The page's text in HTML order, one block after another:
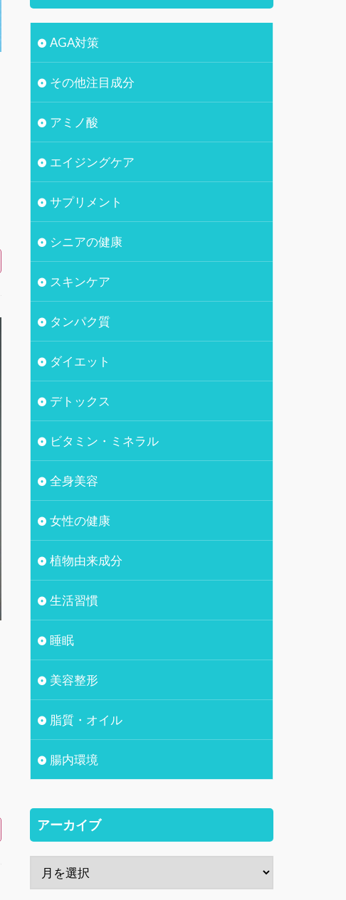
AGA対策
その他注目成分
アミノ酸
エイジングケア
サプリメント
シニアの健康
スキンケア
タンパク質
ダイエット
デトックス
ビタミン・ミネラル
全身美容
女性の健康
植物由来成分
生活習慣
睡眠
美容整形
脂質・オイル
腸内環境
アーカイブ